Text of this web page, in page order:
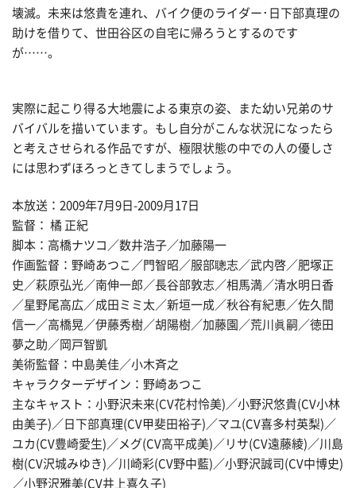
壊滅。未来は悠貴を連れ、バイク便のライダー･日下部真理の
助けを借りて、世田谷区の自宅に帰ろうとするのです
が……。
実際に起こり得る大地震による東京の姿、また幼い兄弟のサ
バイバルを描いています。もし自分がこんな状況になったら
と考えさせられる作品ですが、極限状態の中での人の優しさ
には思わずほろっときてしまうでしょう。
本放送：2009年7月9日-2009月17日
監督： 橘 正紀
脚本：高橋ナツコ／数井浩子／加藤陽一
作画監督：野崎あつこ／門智昭／服部聰志／武内啓／肥塚正
史／萩原弘光／南伸一郎／長谷部敦志／相馬満／清水明日香
／星野尾高広／成田ミミ太／新垣一成／秋谷有紀恵／佐久間
信一／高橋晃／伊藤秀樹／胡陽樹／加藤園／荒川眞嗣／徳田
夢之助／岡戸智凱
美術監督：中島美佳／小木斉之
キャラクターデザイン：野崎あつこ
主なキャスト：小野沢未来(CV花村怜美)／小野沢悠貴(CV小林
由美子)／日下部真理(CV甲斐田裕子)／マユ(CV喜多村英梨)／
ユカ(CV豊崎愛生)／メグ(CV高平成美)／リサ(CV遠藤綾)／川島
樹(CV沢城みゆき)／川崎彩(CV野中藍)／小野沢誠司(CV中博史)
／小野沢雅美(CV井上喜久子)